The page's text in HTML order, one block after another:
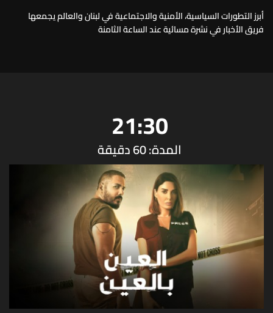
أبرز التطورات السياسية، الأمنية والاجتماعية في لبنان والعالم يجمعها
فريق الأخبار في نشرة مسائية عند الساعة الثامنة
21:30
المدة: 60 دقيقة